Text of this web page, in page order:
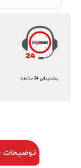
پشتیبانی 24 ساعته